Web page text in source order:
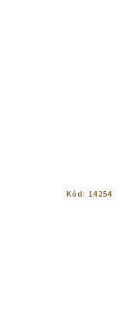
Kód: 14254